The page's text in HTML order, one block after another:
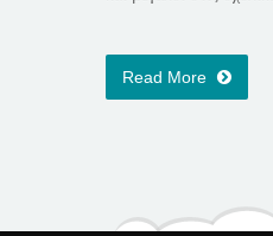
Read More